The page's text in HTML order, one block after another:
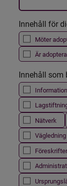
Innehåll för
Möter
Är
Innehåll som
Information
Nätverk
Vägledning
Föreskrifter